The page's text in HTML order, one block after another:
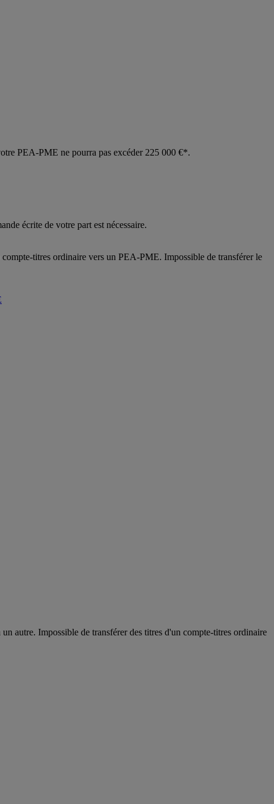
PEA-PME ne pourra pas excéder 225 000 €*.
écrite de votre part est nécessaire.
titres ordinaire vers un PEA-PME. Impossible de transférer le
autre. Impossible de transférer des titres d'un compte-titres ordinaire